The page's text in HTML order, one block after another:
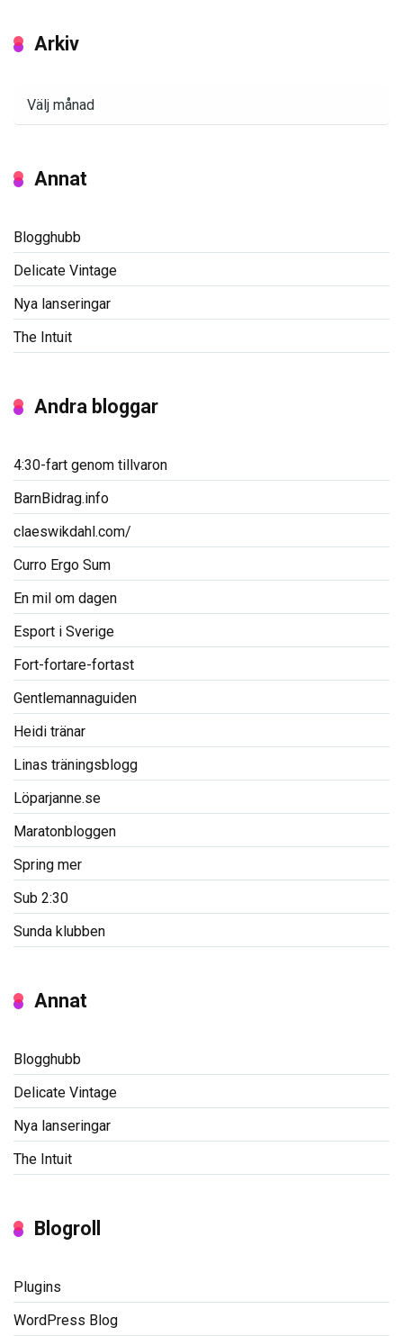
Arkiv
Annat
Blogghubb
Delicate Vintage
Nya lanseringar
The Intuit
Andra bloggar
4:30-fart genom tillvaron
BarnBidrag.info
claeswikdahl.com/
Curro Ergo Sum
En mil om dagen
Esport i Sverige
Fort-fortare-fortast
Gentlemannaguiden
Heidi tränar
Linas träningsblogg
Löparjanne.se
Maratonbloggen
Spring mer
Sub 2:30
Sunda klubben
Annat
Blogghubb
Delicate Vintage
Nya lanseringar
The Intuit
Blogroll
Plugins
WordPress Blog